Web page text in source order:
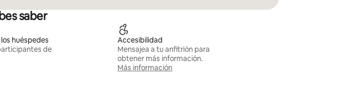
saber
huéspedes
de
Accesibilidad
Mensajea a tu anfitrión para
obtener más información.
Más información